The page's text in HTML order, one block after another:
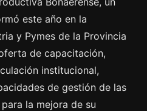
este año en la
y Pymes de la Provincia
de capacitación,
institucional,
de gestión de las
la mejora de su